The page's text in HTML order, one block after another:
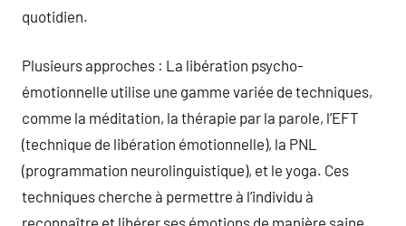
quotidien.
Plusieurs approches : La libération psycho-
émotionnelle utilise une gamme variée de techniques,
comme la méditation, la thérapie par la parole, l’EFT
(technique de libération émotionnelle), la PNL
(programmation neurolinguistique), et le yoga. Ces
techniques cherche à permettre à l’individu à
reconnaître et libérer ses émotions de manière saine.